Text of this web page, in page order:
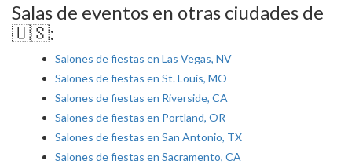
Salas de eventos en otras ciudades de
🇺🇸:
Salones de fiestas en Las Vegas, NV
Salones de fiestas en St. Louis, MO
Salones de fiestas en Riverside, CA
Salones de fiestas en Portland, OR
Salones de fiestas en San Antonio, TX
Salones de fiestas en Sacramento, CA